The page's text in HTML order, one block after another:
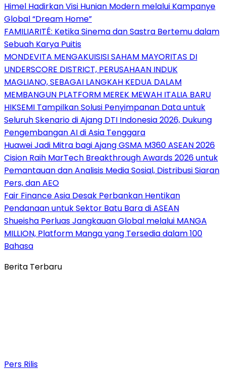
Himel Hadirkan Visi Hunian Modern melalui Kampanye
Global “Dream Home”
FAMILIARITÉ: Ketika Sinema dan Sastra Bertemu dalam
Sebuah Karya Puitis
MONDEVITA MENGAKUISISI SAHAM MAYORITAS DI
UNDERSCORE DISTRICT, PERUSAHAAN INDUK
MAGLIANO, SEBAGAI LANGKAH KEDUA DALAM
MEMBANGUN PLATFORM MEREK MEWAH ITALIA BARU
HIKSEMI Tampilkan Solusi Penyimpanan Data untuk
Seluruh Skenario di Ajang DTI Indonesia 2026, Dukung
Pengembangan AI di Asia Tenggara
Huawei Jadi Mitra bagi Ajang GSMA M360 ASEAN 2026
Cision Raih MarTech Breakthrough Awards 2026 untuk
Pemantauan dan Analisis Media Sosial, Distribusi Siaran
Pers, dan AEO
Fair Finance Asia Desak Perbankan Hentikan
Pendanaan untuk Sektor Batu Bara di ASEAN
Shueisha Perluas Jangkauan Global melalui MANGA
MILLION, Platform Manga yang Tersedia dalam 100
Bahasa
Berita Terbaru
Pers Rilis